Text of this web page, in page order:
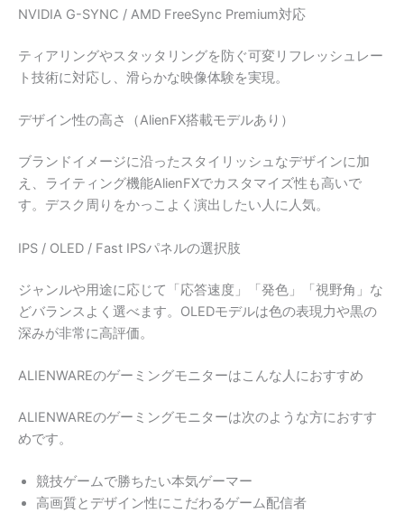
NVIDIA G-SYNC / AMD FreeSync Premium対応
ティアリングやスタッタリングを防ぐ可変リフレッシュレー
ト技術に対応し、滑らかな映像体験を実現。
デザイン性の高さ（AlienFX搭載モデルあり）
ブランドイメージに沿ったスタイリッシュなデザインに加
え、ライティング機能AlienFXでカスタマイズ性も高いで
す。デスク周りをかっこよく演出したい人に人気。
IPS / OLED / Fast IPSパネルの選択肢
ジャンルや用途に応じて「応答速度」「発色」「視野角」な
どバランスよく選べます。OLEDモデルは色の表現力や黒の
深みが非常に高評価。
ALIENWAREのゲーミングモニターはこんな人におすすめ
ALIENWAREのゲーミングモニターは次のような方におすす
めです。
競技ゲームで勝ちたい本気ゲーマー
高画質とデザイン性にこだわるゲーム配信者